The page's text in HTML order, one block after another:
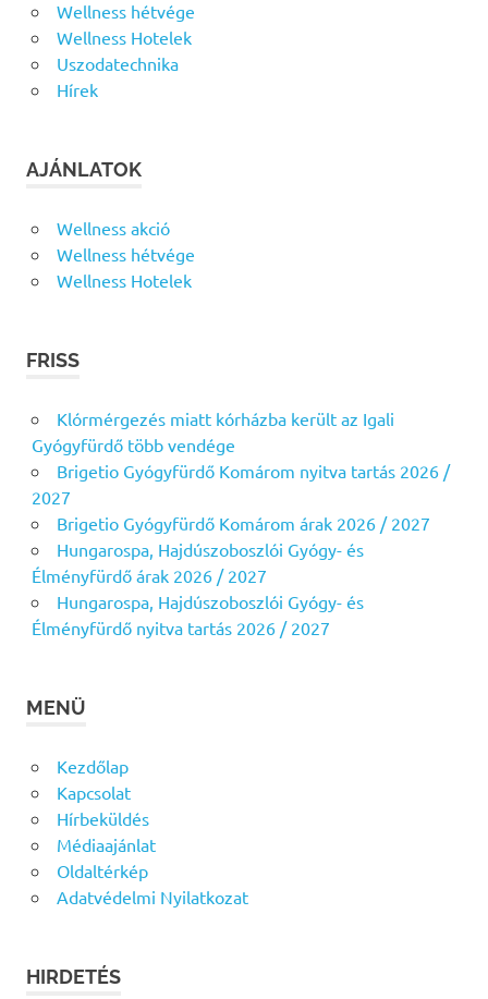
Wellness hétvége
Wellness Hotelek
Uszodatechnika
Hírek
AJÁNLATOK
Wellness akció
Wellness hétvége
Wellness Hotelek
FRISS
Klórmérgezés miatt kórházba került az Igali
Gyógyfürdő több vendége
Brigetio Gyógyfürdő Komárom nyitva tartás 2026 /
2027
Brigetio Gyógyfürdő Komárom árak 2026 / 2027
Hungarospa, Hajdúszoboszlói Gyógy- és
Élményfürdő árak 2026 / 2027
Hungarospa, Hajdúszoboszlói Gyógy- és
Élményfürdő nyitva tartás 2026 / 2027
MENÜ
Kezdőlap
Kapcsolat
Hírbeküldés
Médiaajánlat
Oldaltérkép
Adatvédelmi Nyilatkozat
HIRDETÉS